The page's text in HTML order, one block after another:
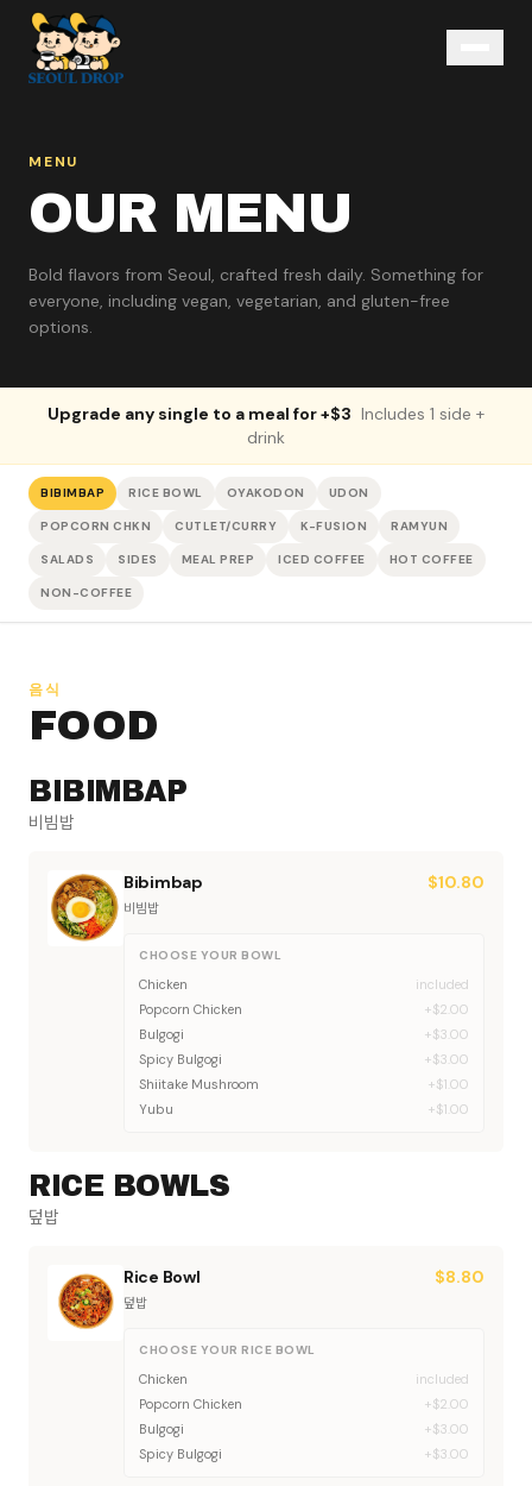
MENU
OUR MENU
Bold flavors from Seoul, crafted fresh daily. Something for
everyone, including vegan, vegetarian, and gluten-free
options.
Upgrade any single to a meal for +$3 Includes 1 side +
drink
BIBIMBAP RICE BOWL OYAKODON UDON
POPCORN CHKN CUTLET/CURRY K-FUSION RAMYUN
SALADS SIDES MEAL PREP ICED COFFEE HOT COFFEE
NON-COFFEE
음식
FOOD
BIBIMBAP
비빔밥
Bibimbap
비빔밥
$10.80
CHOOSE YOUR BOWL
Chicken
included
Popcorn Chicken
+$2.00
Bulgogi
+$3.00
Spicy Bulgogi
+$3.00
Shiitake Mushroom
+$1.00
Yubu
+$1.00
RICE BOWLS
덮밥
Rice Bowl
덮밥
$8.80
CHOOSE YOUR RICE BOWL
Chicken
included
Popcorn Chicken
+$2.00
Bulgogi
+$3.00
Spicy Bulgogi
+$3.00